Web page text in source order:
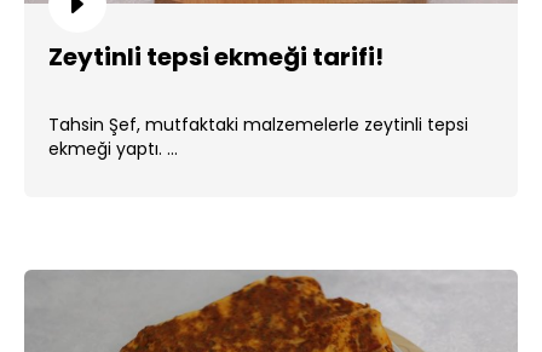
Zeytinli tepsi ekmeği tarifi!
Tahsin Şef, mutfaktaki malzemelerle zeytinli tepsi
ekmeği yaptı. ...